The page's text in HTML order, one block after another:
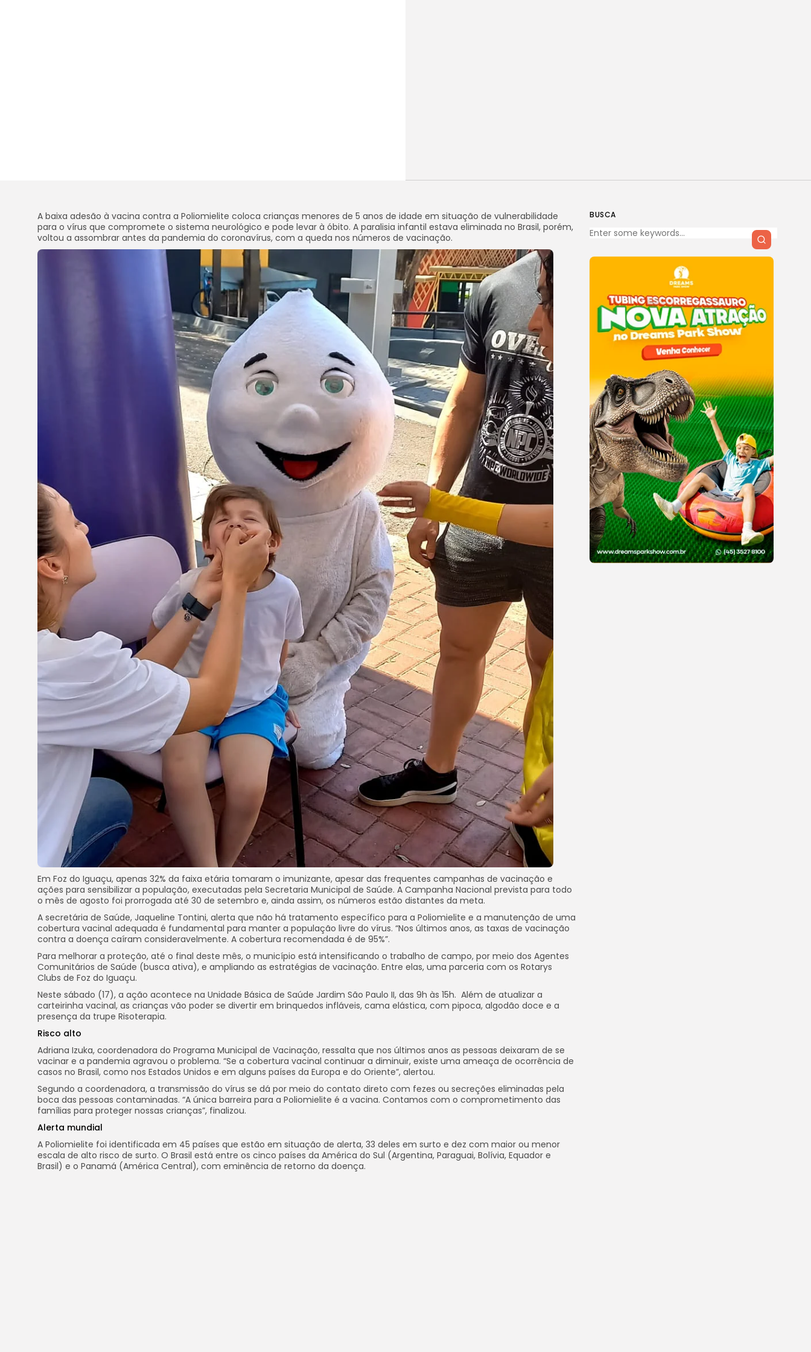
BUSCA
A baixa adesão à vacina contra a Poliomielite coloca crianças menores de 5 anos de idade em situação de vulnerabilidade
para o vírus que compromete o sistema neurológico e pode levar à óbito. A paralisia infantil estava eliminada no Brasil, porém,
voltou a assombrar antes da pandemia do coronavírus, com a queda nos números de vacinação.
Em Foz do Iguaçu, apenas 32% da faixa etária tomaram o imunizante, apesar das frequentes campanhas de vacinação e
ações para sensibilizar a população, executadas pela Secretaria Municipal de Saúde. A Campanha Nacional prevista para todo
o mês de agosto foi prorrogada até 30 de setembro e, ainda assim, os números estão distantes da meta.
A secretária de Saúde, Jaqueline Tontini, alerta que não há tratamento específico para a Poliomielite e a manutenção de uma
cobertura vacinal adequada é fundamental para manter a população livre do vírus. “Nos últimos anos, as taxas de vacinação
contra a doença caíram consideravelmente. A cobertura recomendada é de 95%”.
Para melhorar a proteção, até o final deste mês, o município está intensificando o trabalho de campo, por meio dos Agentes
Comunitários de Saúde (busca ativa), e ampliando as estratégias de vacinação. Entre elas, uma parceria com os Rotarys
Clubs de Foz do Iguaçu.
Neste sábado (17), a ação acontece na Unidade Básica de Saúde Jardim São Paulo II, das 9h às 15h. Além de atualizar a
carteirinha vacinal, as crianças vão poder se divertir em brinquedos infláveis, cama elástica, com pipoca, algodão doce e a
presença da trupe Risoterapia.
Risco alto
Adriana Izuka, coordenadora do Programa Municipal de Vacinação, ressalta que nos últimos anos as pessoas deixaram de se
vacinar e a pandemia agravou o problema. “Se a cobertura vacinal continuar a diminuir, existe uma ameaça de ocorrência de
casos no Brasil, como nos Estados Unidos e em alguns países da Europa e do Oriente”, alertou.
Segundo a coordenadora, a transmissão do vírus se dá por meio do contato direto com fezes ou secreções eliminadas pela
boca das pessoas contaminadas. “A única barreira para a Poliomielite é a vacina. Contamos com o comprometimento das
famílias para proteger nossas crianças”, finalizou.
Alerta mundial
A Poliomielite foi identificada em 45 países que estão em situação de alerta, 33 deles em surto e dez com maior ou menor
escala de alto risco de surto. O Brasil está entre os cinco países da América do Sul (Argentina, Paraguai, Bolívia, Equador e
Brasil) e o Panamá (América Central), com eminência de retorno da doença.